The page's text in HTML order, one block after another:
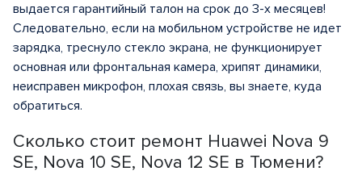
Сколько стоит ремонт Huawei Nova 9
SE, Nova 10 SE, Nova 12 SE в Тюмени?
выдается гарантийный талон на срок до 3-х месяцев!
Следовательно, если на мобильном устройстве не идет
зарядка, треснуло стекло экрана, не функционирует
основная или фронтальная камера, хрипят динамики,
неисправен микрофон, плохая связь, вы знаете, куда
обратиться.